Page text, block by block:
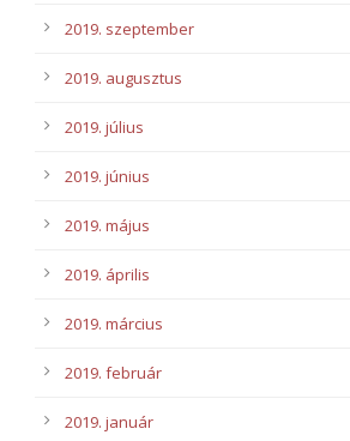
2019. szeptember
2019. augusztus
2019. július
2019. június
2019. május
2019. április
2019. március
2019. február
2019. január